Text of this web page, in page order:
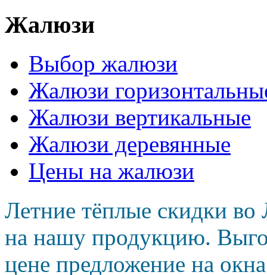
Жалюзи
Выбор жалюзи
Жалюзи
Жалюзи вертикальные
Жалюзи деревянные
Цены на жалюзи
Летние тёплые скидки во
на нашу продукцию.
цене предложение на